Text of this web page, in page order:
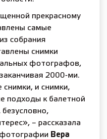
прекрасному
самые
собрания
снимки
фотографов,
2000-ми.
снимки, и снимки,
подходы к балетной
– рассказала
фотографии Вера